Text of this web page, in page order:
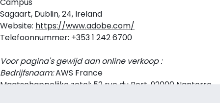
Sagaart, Dublin, 24, Ireland
Website: https://www.adobe.com/
Telefoonnummer: +353 1 242 6700
Voor pagina's gewijd aan online verkoop :
Bedrijfsnaam:AWS France
Maatschappelijke zetel: 52 rue du Port, 92000 Nanterre ,